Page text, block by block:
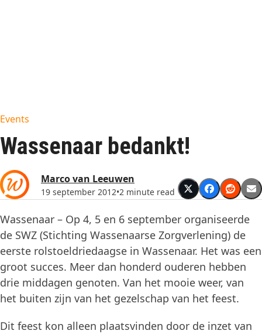
Events
Wassenaar bedankt!
Marco van Leeuwen
19 september 2012•2 minute read
Wassenaar – Op 4, 5 en 6 september organiseerde
de SWZ (Stichting Wassenaarse Zorgverlening) de
eerste rolstoeldriedaagse in Wassenaar. Het was een
groot succes. Meer dan honderd ouderen hebben
drie middagen genoten. Van het mooie weer, van
het buiten zijn van het gezelschap van het feest.
Dit feest kon alleen plaatsvinden door de inzet van